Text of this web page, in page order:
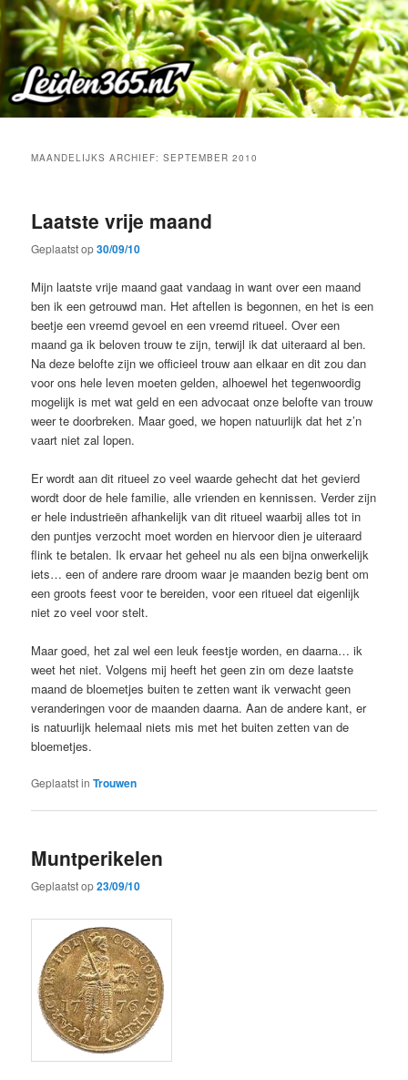
Spring
naar
primaire
inhoud
Spring
naar
secundaire
inhoud
MAANDELIJKS ARCHIEF:SEPTEMBER 2010
Laatste vrije maand
Geplaatst op30/09/10
Mijn laatste vrije maand gaat vandaag in want over een maand
ben ik een getrouwd man. Het aftellen is begonnen, en het is een
beetje een vreemd gevoel en een vreemd ritueel. Over een
maand ga ik beloven trouw te zijn, terwijl ik dat uiteraard al ben.
Na deze belofte zijn we officieel trouw aan elkaar en dit zou dan
voor ons hele leven moeten gelden, alhoewel het tegenwoordig
mogelijk is met wat geld en een advocaat onze belofte van trouw
weer te doorbreken. Maar goed, we hopen natuurlijk dat het z’n
vaart niet zal lopen.
Er wordt aan dit ritueel zo veel waarde gehecht dat het gevierd
wordt door de hele familie, alle vrienden en kennissen. Verder zijn
er hele industrieën afhankelijk van dit ritueel waarbij alles tot in
den puntjes verzocht moet worden en hiervoor dien je uiteraard
flink te betalen. Ik ervaar het geheel nu als een bijna onwerkelijk
iets… een of andere rare droom waar je maanden bezig bent om
een groots feest voor te bereiden, voor een ritueel dat eigenlijk
niet zo veel voor stelt.
Maar goed, het zal wel een leuk feestje worden, en daarna… ik
weet het niet. Volgens mij heeft het geen zin om deze laatste
maand de bloemetjes buiten te zetten want ik verwacht geen
veranderingen voor de maanden daarna. Aan de andere kant, er
is natuurlijk helemaal niets mis met het buiten zetten van de
bloemetjes.
Geplaatst in Trouwen
Muntperikelen
Geplaatst op23/09/10